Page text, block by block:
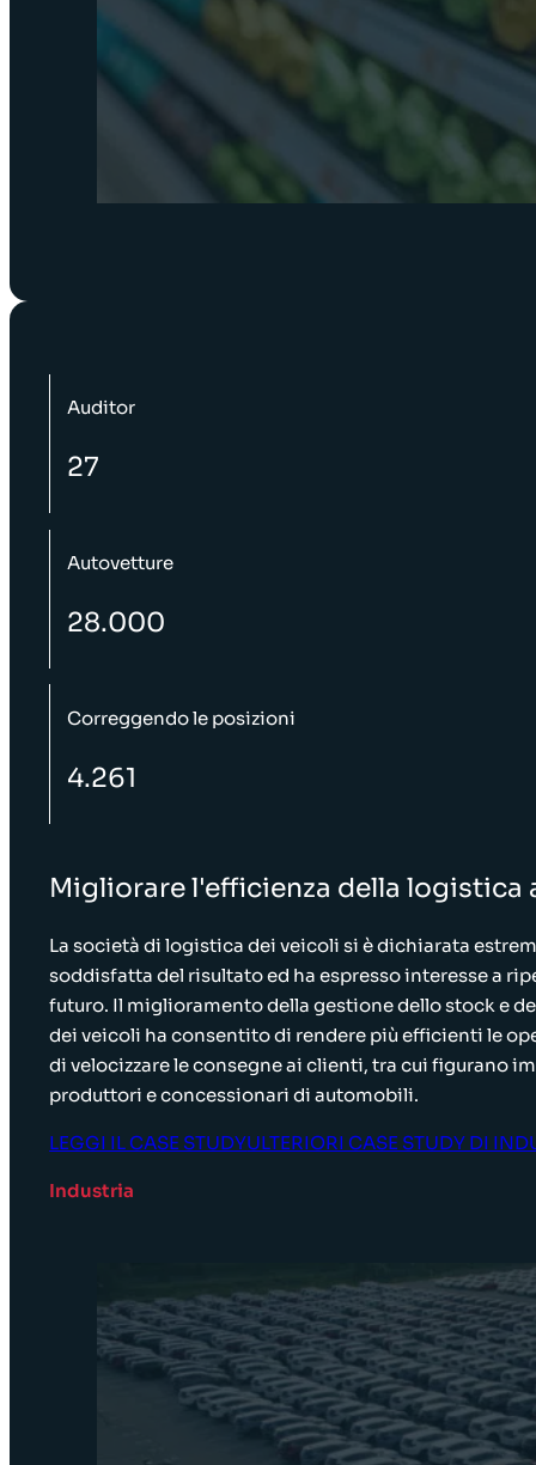
Migliorare l'efficienza della
La società di logistica dei veicoli si è dichiarata
soddisfatta del risultato ed ha espresso interesse a
futuro. Il miglioramento della gestione dello stock e
dei veicoli ha consentito di rendere più efficienti le
di velocizzare le consegne ai clienti, tra cui figurano
produttori e concessionari di automobili.
LEGGI IL CASE STUDYULTERIORI CASE STUDY DI
Industria
Auditor
27
Autovetture
28.000
Correggendo le posizioni
4.261